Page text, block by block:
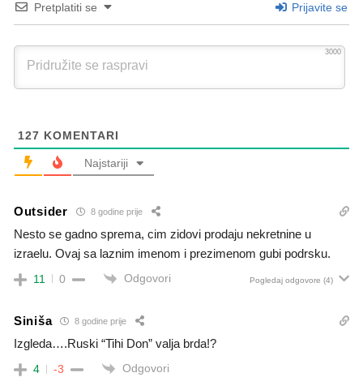
Pretplatiti se Prijavite se
3000
127 KOMENTARI
Najstariji
Outsider 8 godine prije
Nesto se gadno sprema, cim zidovi prodaju nekretnine u
izraelu. Ovaj sa laznim imenom i prezimenom gubi podrsku.
11 0 Odgovori Pogledaj odgovore (4)
Siniša 8 godine prije
Izgleda….Ruski “Tihi Don” valja brda!?
4 -3 Odgovori